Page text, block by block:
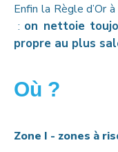
Enfin la Règle d’Or
: on nettoie
propre au plus
Où ?
Zone I - zones à